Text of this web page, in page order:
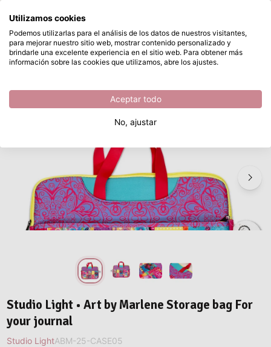
Saltar al contenido principal
Disponible desde stock Studio Light • Art by Marlene Storage bag For your journal
/ Studio Light /
Studio Light • Art by Marlene Storage bag For
your journal
Studio LightABM-25-CASE05
¿Qué estás buscando?
Utilizamos cookies
Podemos utilizarlas para el análisis de los datos de nuestros visitantes,
para mejorar nuestro sitio web, mostrar contenido personalizado y
brindarle una excelente experiencia en el sitio web. Para obtener más
información sobre las cookies que utilizamos, abre los ajustes.
Aceptar todo
No, ajustar